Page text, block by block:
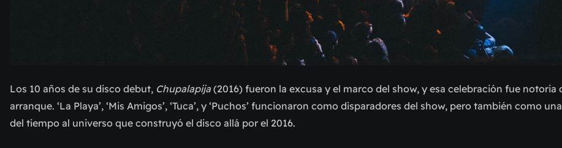
Los 10 años de su disco debut, Chupalapija (2016) fueron la excusa y el marco del show, y esa celebración fue notoria
arranque. ‘La Playa’, ‘Mis Amigos’, ‘Tuca’, y ‘Puchos’ funcionaron como disparadores del show, pero también como
del tiempo al universo que construyó el disco allá por el 2016.